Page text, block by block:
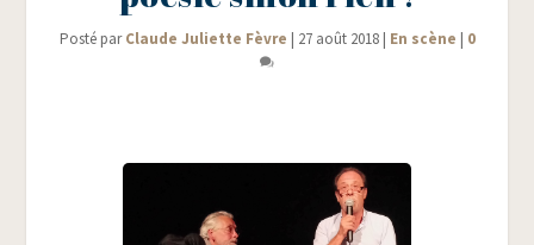
Posté parClaude Juliette Fèvre | 27 août 2018| En scène | 0